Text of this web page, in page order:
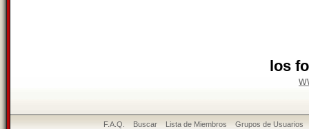
los
F.A.Q. Buscar Lista de Miembros Grupos de Usuarios